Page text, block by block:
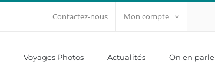
Contactez-nous Mon compte
Voyages Photos Actualités On en parle